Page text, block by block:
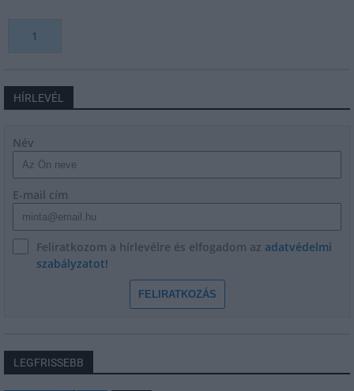
1
HÍRLEVÉL
Név
E-mail cím
Feliratkozom a hírlevélre és elfogadom az adatvédelmi
szabályzatot!
FELIRATKOZÁS
LEGFRISSEBB